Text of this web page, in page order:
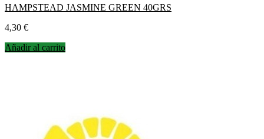
HAMPSTEAD JASMINE GREEN 40GRS
Precio
4,30 €
Añadir al carrito